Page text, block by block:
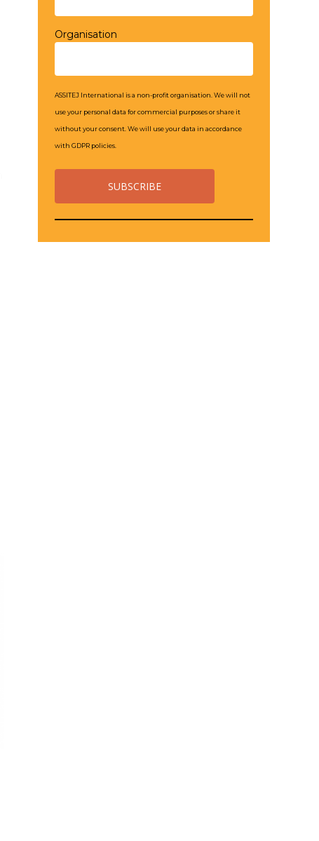
Organisation
ASSITEJ International is a non-profit organisation. We will not
use your personal data for commercial purposes or share it
without your consent. We will use your data in accordance
with GDPR policies.